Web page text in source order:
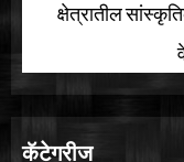
क्षेत्रातील
कॅटेगरीज